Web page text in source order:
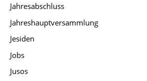
Jahresabschluss
Jahreshauptversammlung
Jesiden
Jobs
Jusos